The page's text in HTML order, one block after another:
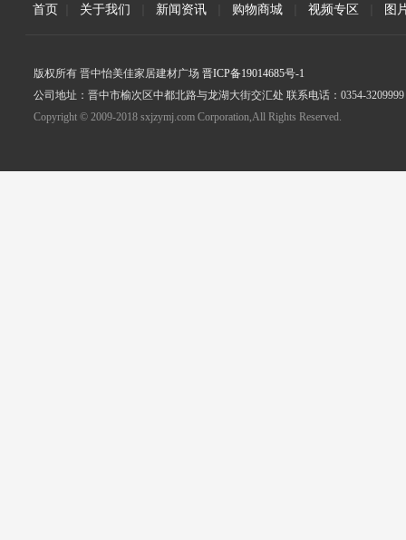
首页 关于我们 新闻资讯 购物商城 视频专区 图
版权所有 晋中怡美佳家居建材广场 晋ICP备19014685号-1
公司地址：晋中市榆次区中都北路与龙湖大街交汇处 联系电话：0354-3209999
Copyright © 2009-2018 sxjzymj.com Corporation,All Rights Reserved.